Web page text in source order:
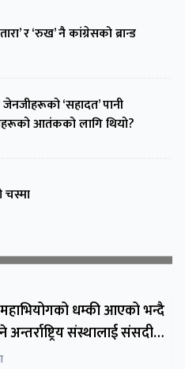
र ‘रुख’ नै कांग्रेसको ब्रान्ड
‘सहादत’ पानी
आतंकको लागि थियो?
चस्मा
धम्की आएको भन्दै
अन्तर्राष्ट्रिय संस्थालाई संसदीय